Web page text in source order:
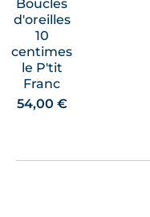
Boucles
d'oreilles
10
centimes
le P'tit
Franc
54,00 €